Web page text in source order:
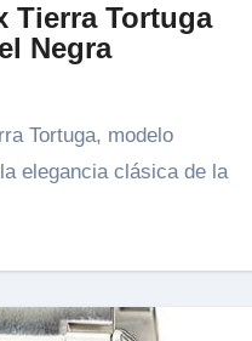
Tierra Tortuga
Negra
elegancia clásica de la